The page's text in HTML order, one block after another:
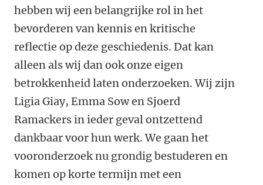
hebben wij een belangrijke rol in het
bevorderen van kennis en kritische
reflectie op deze geschiedenis. Dat kan
alleen als wij dan ook onze eigen
betrokkenheid laten onderzoeken. Wij zijn
Ligia Giay, Emma Sow en Sjoerd
Ramackers in ieder geval ontzettend
dankbaar voor hun werk. We gaan het
vooronderzoek nu grondig bestuderen en
komen op korte termijn met een